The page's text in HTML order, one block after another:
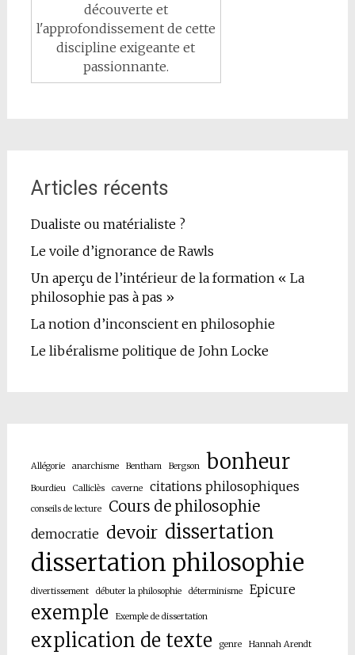
découverte et
l'approfondissement de cette
discipline exigeante et
passionnante.
Articles récents
Dualiste ou matérialiste ?
Le voile d’ignorance de Rawls
Un aperçu de l’intérieur de la formation « La
philosophie pas à pas »
La notion d’inconscient en philosophie
Le libéralisme politique de John Locke
Allégorie anarchisme Bentham Bergson bonheur
Bourdieu Calliclès caverne citations philosophiques
conseils de lecture Cours de philosophie
democratie devoir dissertation
dissertation philosophie
divertissement débuter la philosophie déterminisme Epicure
exemple Exemple de dissertation
explication de texte genre Hannah Arendt